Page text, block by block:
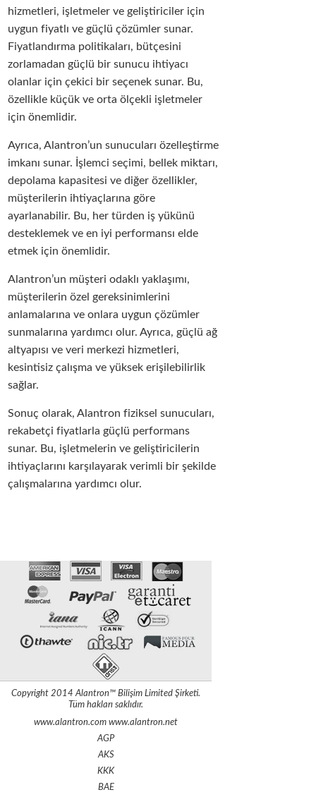
hizmetleri, işletmeler ve geliştiriciler için
uygun fiyatlı ve güçlü çözümler sunar.
Fiyatlandırma politikaları, bütçesini
zorlamadan güçlü bir sunucu ihtiyacı
olanlar için çekici bir seçenek sunar. Bu,
özellikle küçük ve orta ölçekli işletmeler
için önemlidir.
Ayrıca, Alantron’un sunucuları özelleştirme
imkanı sunar. İşlemci seçimi, bellek miktarı,
depolama kapasitesi ve diğer özellikler,
müşterilerin ihtiyaçlarına göre
ayarlanabilir. Bu, her türden iş yükünü
desteklemek ve en iyi performansı elde
etmek için önemlidir.
Alantron’un müşteri odaklı yaklaşımı,
müşterilerin özel gereksinimlerini
anlamalarına ve onlara uygun çözümler
sunmalarına yardımcı olur. Ayrıca, güçlü ağ
altyapısı ve veri merkezi hizmetleri,
kesintisiz çalışma ve yüksek erişilebilirlik
sağlar.
Sonuç olarak, Alantron fiziksel sunucuları,
rekabetçi fiyatlarla güçlü performans
sunar. Bu, işletmelerin ve geliştiricilerin
ihtiyaçlarını karşılayarak verimli bir şekilde
çalışmalarına yardımcı olur.
Copyright 2014 Alantron™ Bilişim Limited Şirketi.
Tüm hakları saklıdır.
www.alantron.com www.alantron.net
AGP
AKS
KKK
BAE